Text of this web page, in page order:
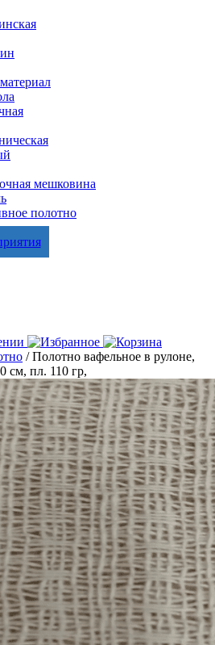
мешковина
полотно
/ Полотно вафельное в рулоне,
см, пл. 110 гр,